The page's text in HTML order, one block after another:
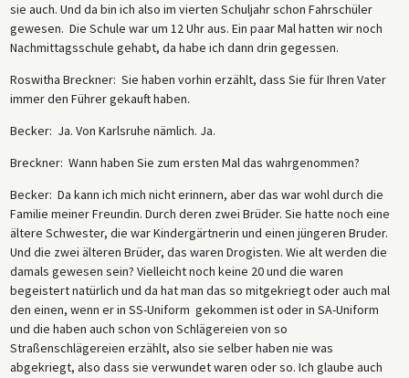
sie auch. Und da bin ich also im vierten Schuljahr schon Fahrschüler
gewesen. Die Schule war um 12 Uhr aus. Ein paar Mal hatten wir noch
Nachmittagsschule gehabt, da habe ich dann drin gegessen.
Roswitha Breckner: Sie haben vorhin erzählt, dass Sie für Ihren Vater
immer den Führer gekauft haben.
Becker: Ja. Von Karlsruhe nämlich. Ja.
Breckner: Wann haben Sie zum ersten Mal das wahrgenommen?
Becker: Da kann ich mich nicht erinnern, aber das war wohl durch die
Familie meiner Freundin. Durch deren zwei Brüder. Sie hatte noch eine
ältere Schwester, die war Kindergärtnerin und einen jüngeren Bruder.
Und die zwei älteren Brüder, das waren Drogisten. Wie alt werden die
damals gewesen sein? Vielleicht noch keine 20 und die waren
begeistert natürlich und da hat man das so mitgekriegt oder auch mal
den einen, wenn er in SS-Uniform gekommen ist oder in SA-Uniform
und die haben auch schon von Schlägereien von so
Straßenschlägereien erzählt, also sie selber haben nie was
abgekriegt, also dass sie verwundet waren oder so. Ich glaube auch